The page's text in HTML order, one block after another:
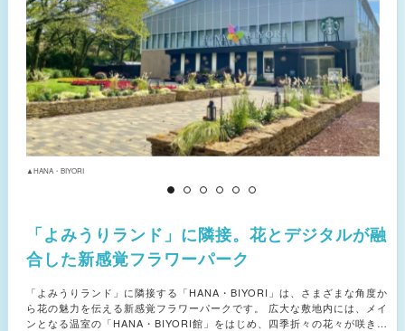
▲HANA・BIYORI
「よみうりランド」に隣接。花とデジタルが融
合した新感覚フラワーパーク
「よみうりランド」に隣接する「HANA・BIYORI」は、さまざまな角度か
ら花の魅力を伝える新感覚フラワーパークです。 広大な敷地内には、メイ
ンとなる温室の「HANA・BIYORI館」をはじめ、四季折々の花々が咲き乱